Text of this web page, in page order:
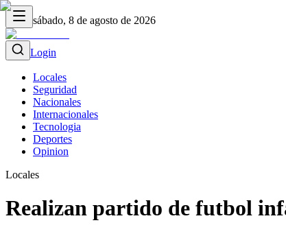
sábado, 8 de agosto de 2026
Login
Locales
Seguridad
Nacionales
Internacionales
Tecnologia
Deportes
Opinion
Locales
Realizan partido de futbol